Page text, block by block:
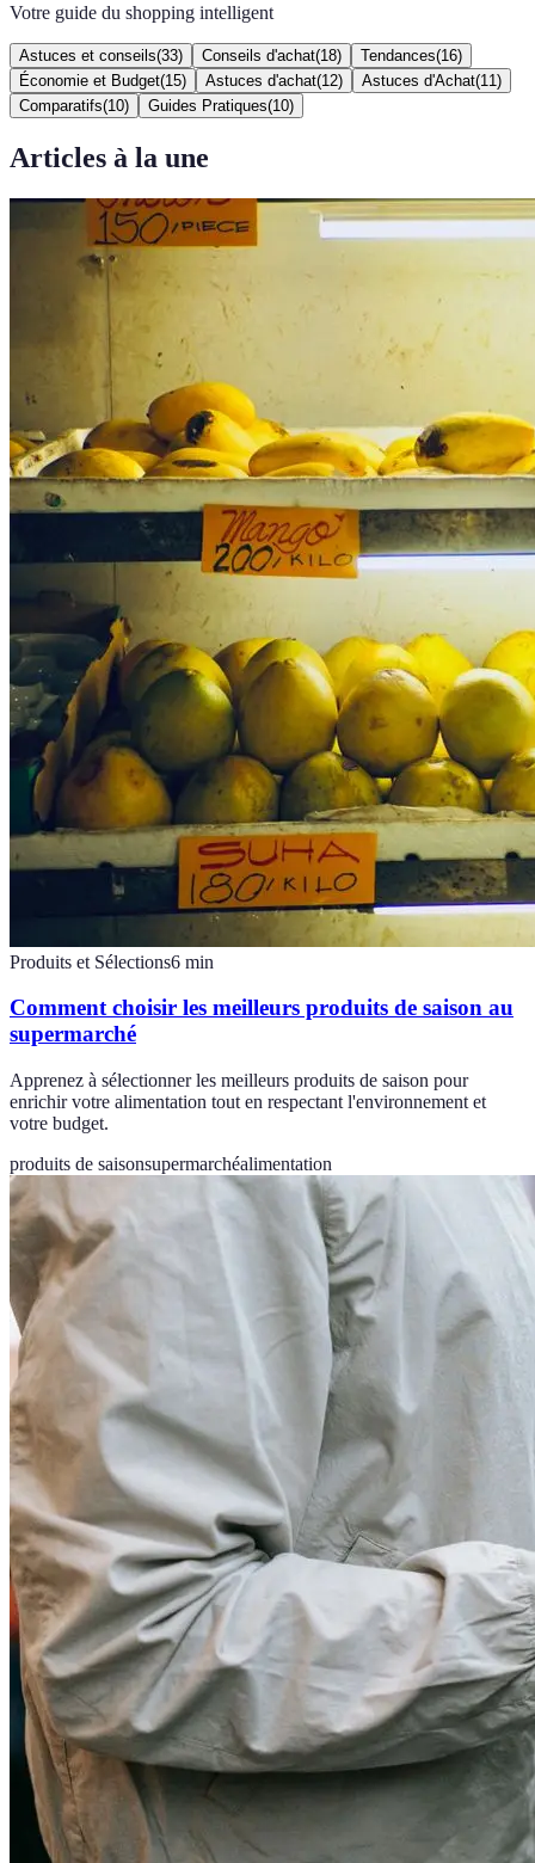
Votre guide du shopping intelligent
Astuces et conseils(33) Conseils d'achat(18) Tendances(16)
Économie et Budget(15) Astuces d'achat(12) Astuces d'Achat(11 )
Comparatifs(10) Guides Pratiques(10)
Articles à la une
Produits et Sélections6 min
Comment choisir les meilleurs produits de saison au
supermarché
Apprenez à sélectionner les meilleurs produits de saison pour
enrichir votre alimentation tout en respectant l'environnement et
votre budget.
produits de saisonsupermarchéalimentation